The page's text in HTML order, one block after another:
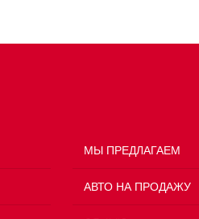
МЫ ПРЕДЛАГАЕМ
АВТО НА ПРОДАЖУ